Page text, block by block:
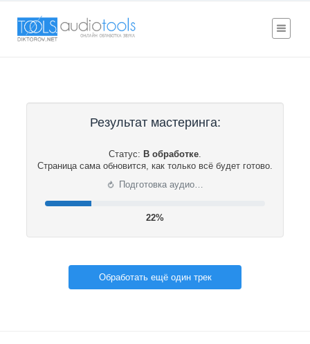
Результат мастеринга:
Статус: В обработке.
Страница сама обновится, как только всё будет готово.
⟳ Подготовка аудио…
22%
Обработать ещё один трек